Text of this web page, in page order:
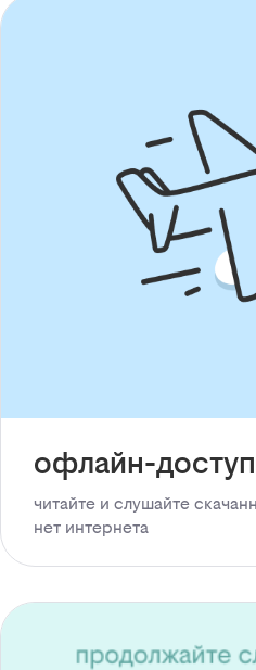
офлайн-доступ
читайте и слушайте
нет интернета